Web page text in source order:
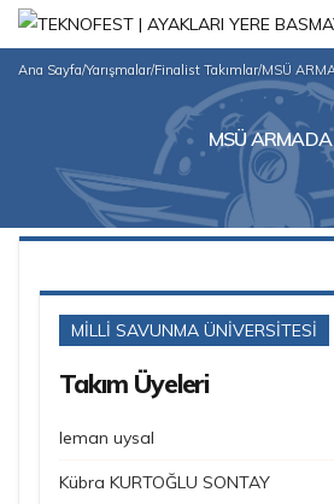
Ana Sayfa/Yarışmalar/Finalist Takımlar/MSÜ
MSÜ ARMADA
MİLLİ SAVUNMA ÜNİVERSİTESİ
Takım Üyeleri
leman uysal
Kübra KURTOĞLU SONTAY